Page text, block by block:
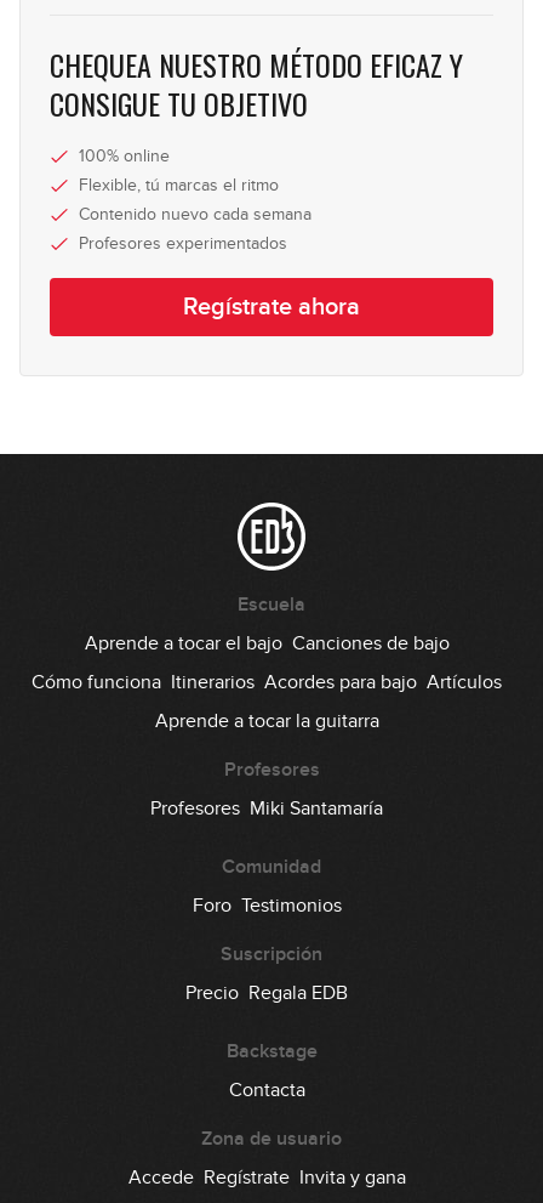
CHEQUEA NUESTRO MÉTODO EFICAZ Y
CONSIGUE TU OBJETIVO
100% online
Flexible, tú marcas el ritmo
Contenido nuevo cada semana
Profesores experimentados
Regístrate ahora
Escuela
Aprende a tocar el bajo Canciones de bajo
Cómo funciona Itinerarios Acordes para bajo Artículos
Aprende a tocar la guitarra
Profesores
Profesores Miki Santamaría
Comunidad
Foro Testimonios
Suscripción
Precio Regala EDB
Backstage
Contacta
Zona de usuario
Accede Regístrate Invita y gana